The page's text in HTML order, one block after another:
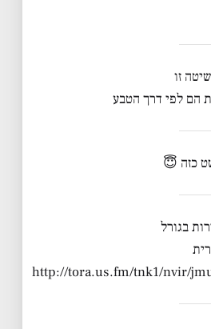
זו
הם לפי דרך הטבע
כזה 😇
בגורל
http://tora.us.fm/tnk1/nvir/